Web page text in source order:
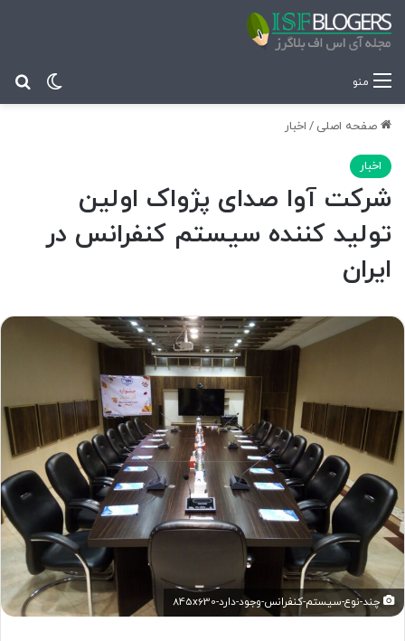
تغییر منو
صفحه اصلی / اخبار
اخبار
شرکت آوا صدای پژواک اولین
تولید کننده سیستم کنفرانس در
ایران
چند-نوع-سیستم-کنفرانس-وجود-دارد-845x630